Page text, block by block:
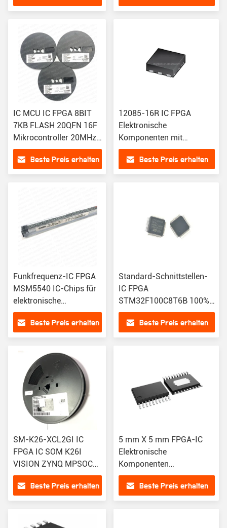
Schnittstellencontroller
IC MCU IC FPGA 8BIT
7KB FLASH 20QFN 16F
Mikrocontroller 20MHz
8-Bit 7KB 4K X 14
FLASH 20-QFN 4x4
Beste Preis erhalten
12085-16R IC FPGA
Elektronische
Komponenten mit
Programmspeichergröße
und Verbindungstyp
Beste Preis erhalten
Funkfrequenz-IC FPGA
MSM5540 IC-Chips für
elektronische
Komponenten und
StandardBeste Preis erhalten
Standard-Schnittstellen-
IC FPGA
STM32F100C8T6B 100%
Originalelektronischer
BauteilBeste Preis erhalten
SM-K26-XCL2GI IC
FPGA IC SOM K26I
VISION ZYNQ MPSOC
eingebettetes Modul
ARM Cortex-A53 Arm
Cortex-R5F
Beste Preis erhalten
5 mm X 5 mm FPGA-IC
Elektronische
Komponenten
REF5025AIDR IC-Chip
Beste Preis erhalten